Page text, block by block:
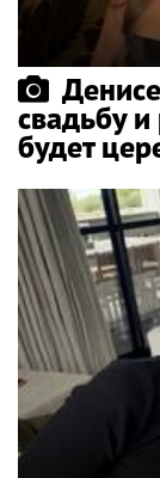
свадьбу и
будет